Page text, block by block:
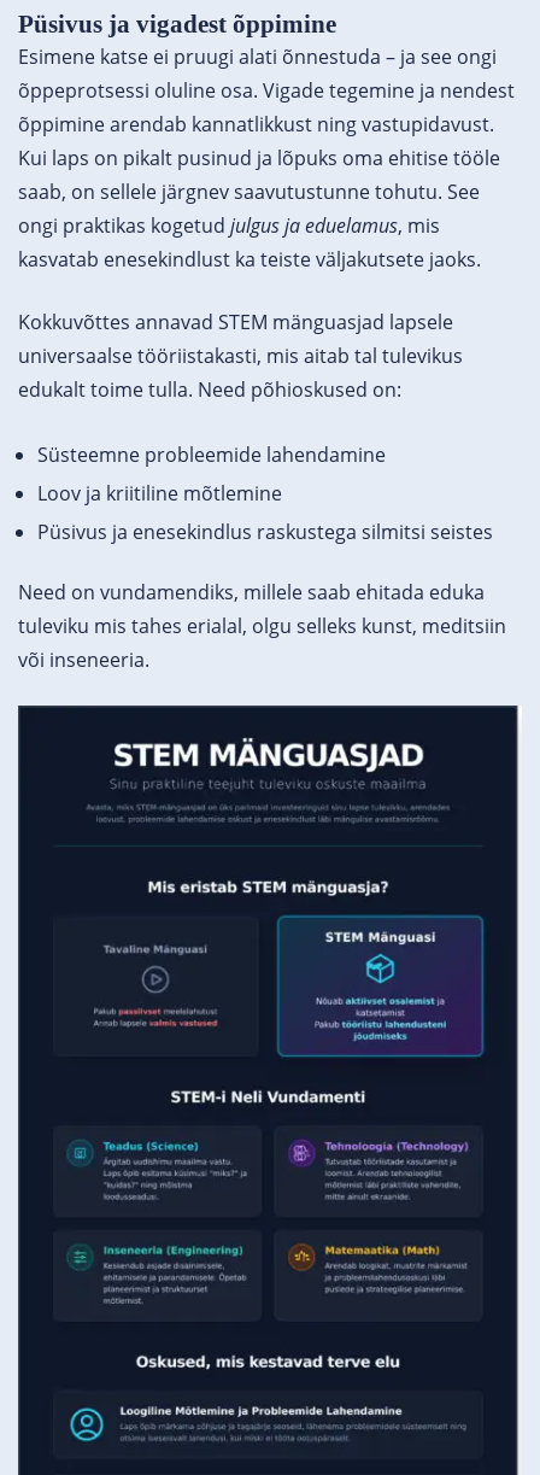
Püsivus ja vigadest õppimine
Esimene katse ei pruugi alati õnnestuda – ja see ongi
õppeprotsessi oluline osa. Vigade tegemine ja nendest
õppimine arendab kannatlikkust ning vastupidavust.
Kui laps on pikalt pusinud ja lõpuks oma ehitise tööle
saab, on sellele järgnev saavutustunne tohutu. See
ongi praktikas kogetud julgus ja eduelamus, mis
kasvatab enesekindlust ka teiste väljakutsete jaoks.
Kokkuvõttes annavad STEM mänguasjad lapsele
universaalse tööriistakasti, mis aitab tal tulevikus
edukalt toime tulla. Need põhioskused on:
Süsteemne probleemide lahendamine
Loov ja kriitiline mõtlemine
Püsivus ja enesekindlus raskustega silmitsi seistes
Need on vundamendiks, millele saab ehitada eduka
tuleviku mis tahes erialal, olgu selleks kunst, meditsiin
või inseneeria.